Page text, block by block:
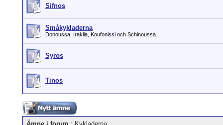
Sifnos
Småkykladerna
Donoussa, Iraklia, Koufonissi och Schinoussa.
Syros
Tinos